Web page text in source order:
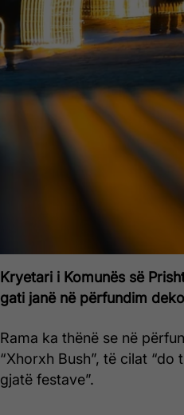
Kryetari i Komunës së
gati janë në përfundim
Rama ka thënë se në
“Xhorxh Bush”, të cilat
gjatë festave”.